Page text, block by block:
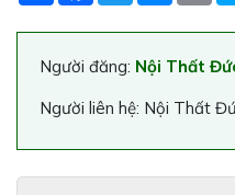
Người đăng: Nội Thất
Người liên hệ: Nội Thất